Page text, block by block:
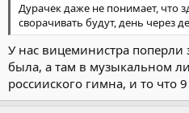
Дурачек даже не понимает, что
сворачивать будут, день через
У нас вицеминистра поперли
была, а там в музыкальном
россииского гимна, и то что